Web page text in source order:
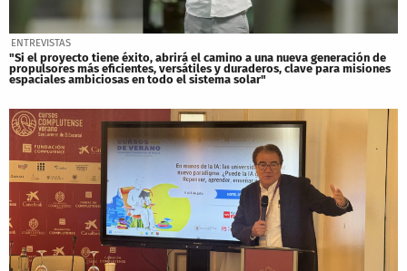
ENTREVISTAS
"Si el proyecto tiene éxito, abrirá el camino a una nueva generación de
propulsores más eficientes, versátiles y duraderos, clave para misiones
espaciales ambiciosas en todo el sistema solar"